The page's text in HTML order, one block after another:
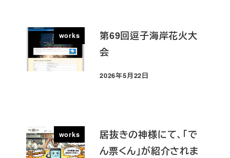
works
第69回逗子海岸花火大
会
投稿日
2026年5月22日
works
居抜きの神様にて、「で
ん票くん」が紹介されま